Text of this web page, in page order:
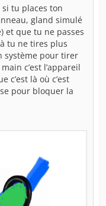
tu places ton
gland simulé
et que tu ne passes
tu ne tires plus
système pour tirer
c’est l’appareil
c’est là où c’est
pour bloquer la